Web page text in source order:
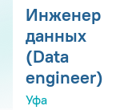
Инженер
данных
(Data
engineer)
Уфа